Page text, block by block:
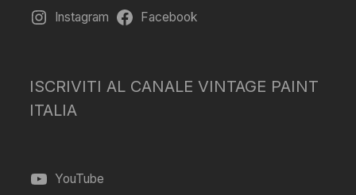
Instagram Facebook
ISCRIVITI AL CANALE VINTAGE PAINT
ITALIA
YouTube